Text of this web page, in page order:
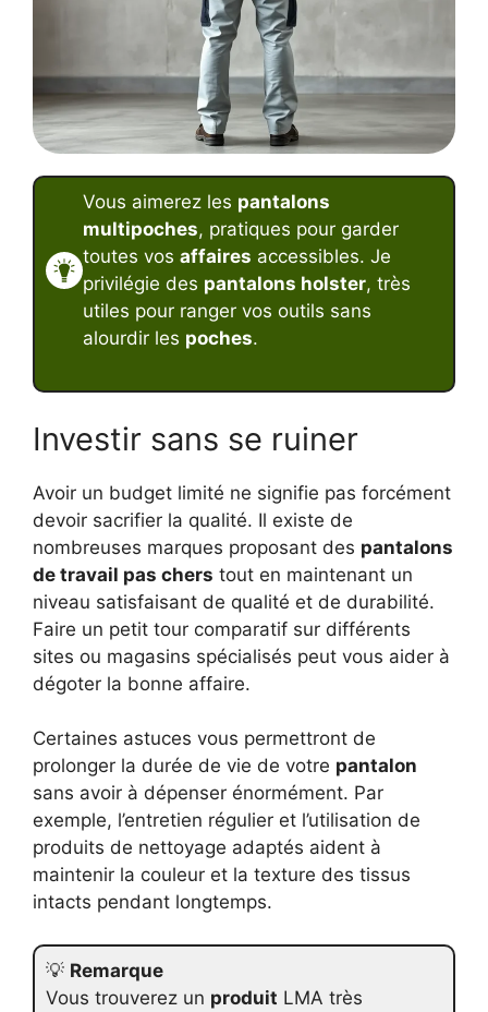
Vous aimerez les pantalons
multipoches, pratiques pour garder
toutes vos affaires accessibles. Je
privilégie des pantalons holster, très
utiles pour ranger vos outils sans
alourdir les poches.
Investir sans se ruiner
Avoir un budget limité ne signifie pas forcément
devoir sacrifier la qualité. Il existe de
nombreuses marques proposant des pantalons
de travail pas chers tout en maintenant un
niveau satisfaisant de qualité et de durabilité.
Faire un petit tour comparatif sur différents
sites ou magasins spécialisés peut vous aider à
dégoter la bonne affaire.
Certaines astuces vous permettront de
prolonger la durée de vie de votre pantalon
sans avoir à dépenser énormément. Par
exemple, l’entretien régulier et l’utilisation de
produits de nettoyage adaptés aident à
maintenir la couleur et la texture des tissus
intacts pendant longtemps.
💡 Remarque
Vous trouverez un produit LMA très